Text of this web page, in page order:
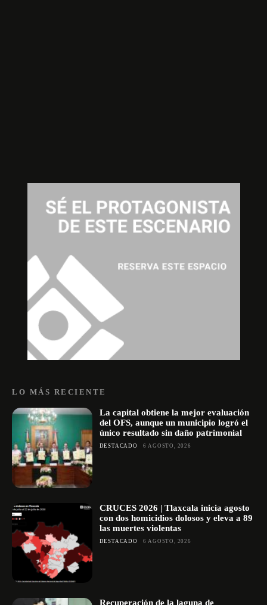
LO MÁS RECIENTE
La capital obtiene la mejor evaluación
del OFS, aunque un municipio logró el
único resultado sin daño patrimonial
DESTACADO 6 AGOSTO, 2026
CRUCES 2026 | Tlaxcala inicia agosto
con dos homicidios dolosos y eleva a 89
las muertes violentas
DESTACADO 6 AGOSTO, 2026
Recuperación de la laguna de